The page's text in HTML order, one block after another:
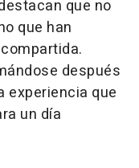
que no
que han
después
experiencia que
un día